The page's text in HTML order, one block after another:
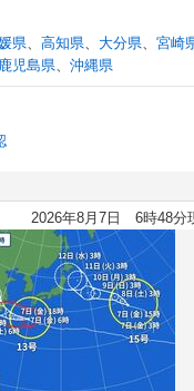
県、 高知県、 大分県、 宮崎
鹿児島県、 沖縄県
2026年8月7日 6時48分